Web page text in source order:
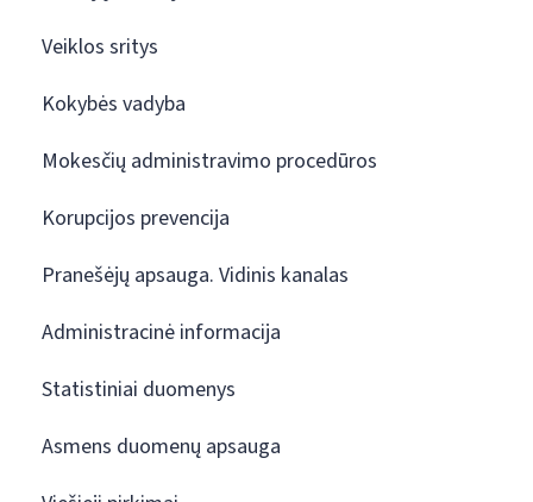
Veiklos sritys
Kokybės vadyba
Mokesčių administravimo procedūros
Korupcijos prevencija
Pranešėjų apsauga. Vidinis kanalas
Administracinė informacija
Statistiniai duomenys
Asmens duomenų apsauga